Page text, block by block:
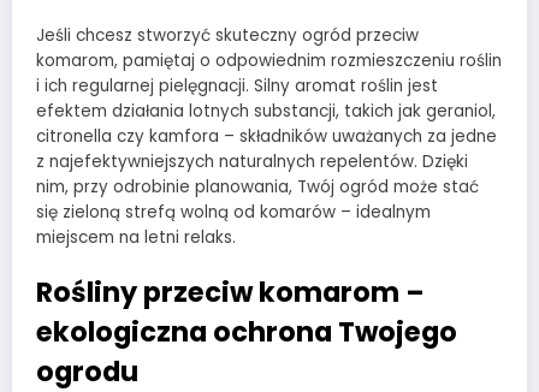
Jeśli chcesz stworzyć skuteczny ogród przeciw
komarom, pamiętaj o odpowiednim rozmieszczeniu roślin
i ich regularnej pielęgnacji. Silny aromat roślin jest
efektem działania lotnych substancji, takich jak geraniol,
citronella czy kamfora – składników uważanych za jedne
z najefektywniejszych naturalnych repelentów. Dzięki
nim, przy odrobinie planowania, Twój ogród może stać
się zieloną strefą wolną od komarów – idealnym
miejscem na letni relaks.
Rośliny przeciw komarom –
ekologiczna ochrona Twojego
ogrodu